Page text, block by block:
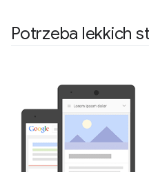
Potrzeba lekkich